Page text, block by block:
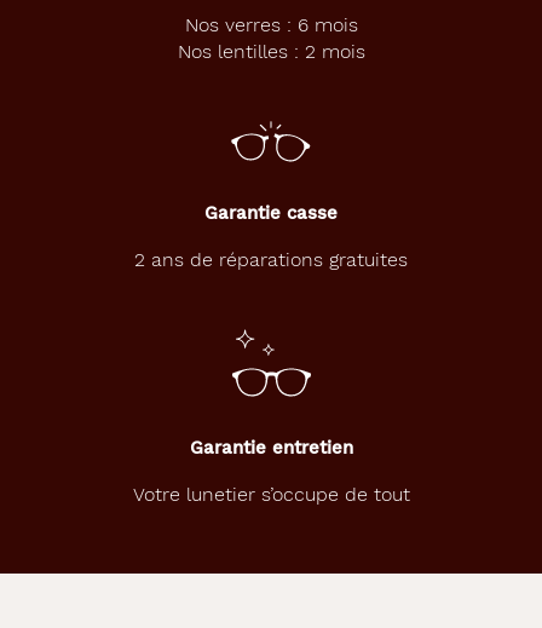
Nos verres : 6 mois
Nos lentilles : 2 mois
Garantie casse
2 ans de réparations gratuites
Garantie entretien
Votre lunetier s’occupe de tout